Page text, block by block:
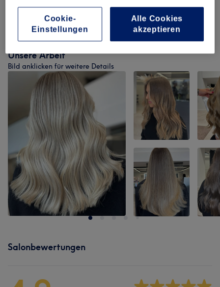
Haarkuren & Pflege ab 20 €
Unsere Arbeit
Bild anklicken für weitere Details
Salonbewertungen
Cookie-
Einstellungen
Alle Cookies
akzeptieren